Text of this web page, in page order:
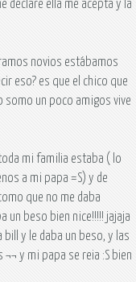
declare ella me acepta y la
novios estábamos
eso? es que el chico que
somo un poco amigos vive
mi familia estaba ( lo
a mi papa =S) y de
que no me daba
un beso bien nice!!!!! jajaja
y le daba un beso, y las
y mi papa se reia :S bien